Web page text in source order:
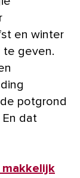
en winter
te geven.
potgrond
dat
makkelijk